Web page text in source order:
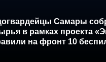
Самары
в рамках проекта
на фронт 10